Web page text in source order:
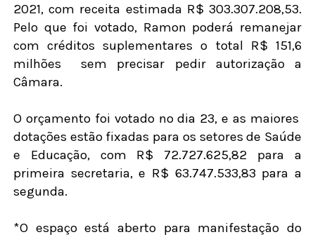
2021, com receita estimada R$ 303.307.208,53.
Pelo que foi votado, Ramon poderá remanejar
com créditos suplementares o total R$ 151,6
milhões
sem precisar pedir autorização a
Câmara.
O orçamento foi votado no dia 23, e as maiores
dotações estão fixadas para os setores de Saúde
e Educação, com R$ 72.727.625,82 para a
primeira secretaria, e R$ 63.747.533,83 para a
segunda.
*O espaço está aberto para manifestação do